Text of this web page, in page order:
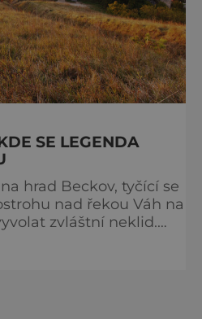
SE LEGENDA
hrad Beckov, tyčící se
nad řekou Váh na
zvláštní neklid.
i svědky tragédie –